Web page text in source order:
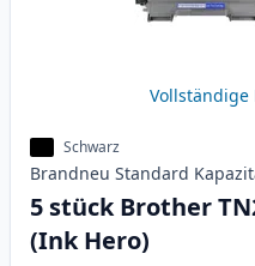
Vollständige
Schwarz
Brandneu Standard
5 stück Brother
(Ink Hero)